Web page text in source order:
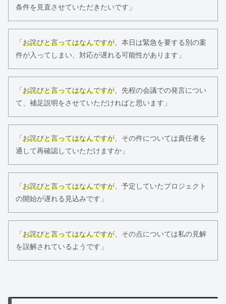
条件を見直させていただきたいです」
「 お詫びと言ってはなんですが、本日は緊急を要する別の案
件が入ってしまい、対応が遅れる可能性があります」
「 お詫びと言ってはなんですが、先程の会議での発言につい
て、補足説明をさせていただければと思います」
「 お詫びと言ってはなんですが、その件については責任者を
通して再確認していただけますか」
「 お詫びと言ってはなんですが、予定していたプロジェクト
の開始が遅れる見込みです」
「 お詫びと言ってはなんですが、その点については私の見解
を誤解されているようです」